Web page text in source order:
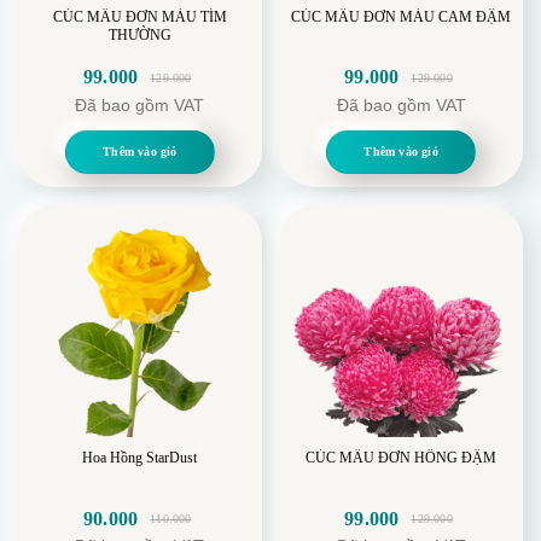
CÚC MẪU ĐƠN MÀU TÍM
THƯỜNG
129.000
gốc
99.000
hiện
Đã bao gồm VAT
Thêm vào giỏ
CÚC MẪU ĐƠN MÀU CAM ĐẬM
129.000
gốc
99.000
hiện
Đã bao gồm VAT
Thêm vào giỏ
Hoa Hồng StarDust
110.000
Giá
90.000
Giá
CÚC MẪU ĐƠN HỒNG ĐẬM
129.000
Giá
99.000
Giá